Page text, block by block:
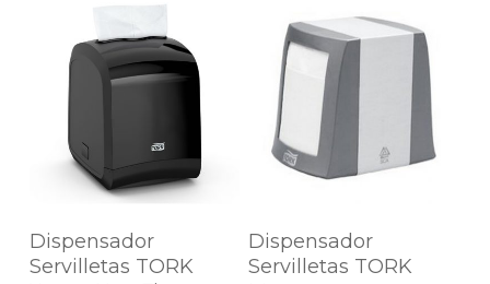
Agregar Al Carrito
Dispensador
Servilletas TORK
Agregar Al Carrito
Dispensador
Servilletas TORK